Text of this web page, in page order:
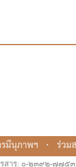
สาร: ๐-๒๓๙๒-๗๗๕๓